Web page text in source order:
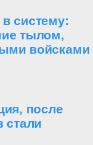
систему:
тылом,
войсками
после
стали